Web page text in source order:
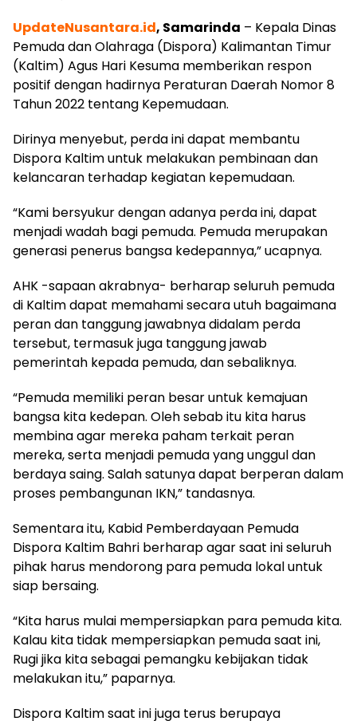
UpdateNusantara.id, Samarinda – Kepala Dinas
Pemuda dan Olahraga (Dispora) Kalimantan Timur
(Kaltim) Agus Hari Kesuma memberikan respon
positif dengan hadirnya Peraturan Daerah Nomor 8
Tahun 2022 tentang Kepemudaan.
Dirinya menyebut, perda ini dapat membantu
Dispora Kaltim untuk melakukan pembinaan dan
kelancaran terhadap kegiatan kepemudaan.
“Kami bersyukur dengan adanya perda ini, dapat
menjadi wadah bagi pemuda. Pemuda merupakan
generasi penerus bangsa kedepannya,” ucapnya.
AHK -sapaan akrabnya- berharap seluruh pemuda
di Kaltim dapat memahami secara utuh bagaimana
peran dan tanggung jawabnya didalam perda
tersebut, termasuk juga tanggung jawab
pemerintah kepada pemuda, dan sebaliknya.
“Pemuda memiliki peran besar untuk kemajuan
bangsa kita kedepan. Oleh sebab itu kita harus
membina agar mereka paham terkait peran
mereka, serta menjadi pemuda yang unggul dan
berdaya saing. Salah satunya dapat berperan dalam
proses pembangunan IKN,” tandasnya.
Sementara itu, Kabid Pemberdayaan Pemuda
Dispora Kaltim Bahri berharap agar saat ini seluruh
pihak harus mendorong para pemuda lokal untuk
siap bersaing.
“Kita harus mulai mempersiapkan para pemuda kita.
Kalau kita tidak mempersiapkan pemuda saat ini,
Rugi jika kita sebagai pemangku kebijakan tidak
melakukan itu,” paparnya.
Dispora Kaltim saat ini juga terus berupaya